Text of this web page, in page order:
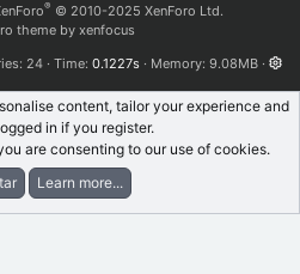
® © 2010-2025 XenForo Ltd.
theme by xenfocus
24 Time 0.1227s Memory 9.08MB
content, tailor your experience and
in if you register.
are consenting to our use of cookies.
Learn more...